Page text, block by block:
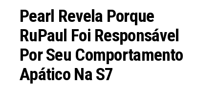
Pearl Revela Porque
RuPaul Foi Responsável
Por Seu Comportamento
Apático Na S7